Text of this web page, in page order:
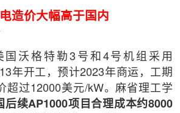
造价大幅高于国内
国沃格特勒3号和4号机组采用
年开工，预计2023年商运，工期
超过12000美元/kW。麻省理工学
后续AP1000项目合理成本约8000